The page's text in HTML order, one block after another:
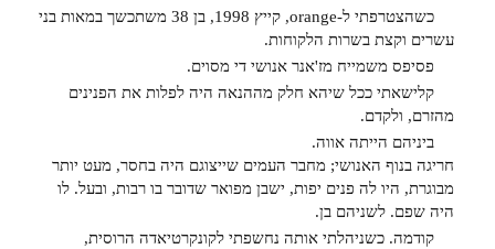
כשהצטרפתי ל-orange, קייץ 1998, בן 38 משתכשך במאות בני
עשרים וקצת בשרות הלקוחות.
פסיפס משמייח מז'אנר אנושי די מסוים.
קלישאתי ככל שיהא חלק מההנאה היה לפלות את הפנינים
מהזרם, ולקדם.
ביניהם הייתה אווה.
חריגה בנוף האנושי; מחבר העמים שייצוגם היה בחסר, מעט יותר
מבוגרת, היו לה פנים יפות, ישבן מפואר שדובר בו רבות, ובעל. לו
היה שפם. לשניהם בן.
קודמה. כשניהלתי אותה נחשפתי לקונקרטיאדה הרוסית,